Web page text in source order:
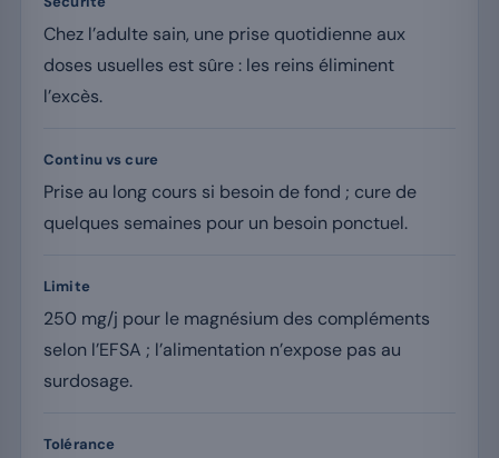
Chez l’adulte sain, une prise quotidienne aux
doses usuelles est sûre : les reins éliminent
l’excès.
Continu vs cure
Prise au long cours si besoin de fond ; cure de
quelques semaines pour un besoin ponctuel.
Limite
250 mg/j pour le magnésium des compléments
selon l’EFSA ; l’alimentation n’expose pas au
surdosage.
Tolérance